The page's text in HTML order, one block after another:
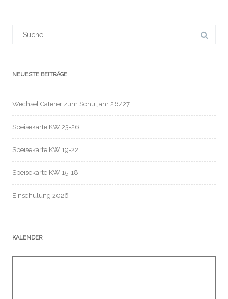
NEUESTE BEITRÄGE
Wechsel Caterer zum Schuljahr 26/27
Speisekarte KW 23-26
Speisekarte KW 19-22
Speisekarte KW 15-18
Einschulung 2026
KALENDER